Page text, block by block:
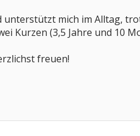
mich im Alltag,
Kurzen (3,5 Jahre und 10
freuen!